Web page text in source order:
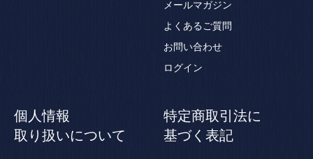
メールマガジン
よくあるご質問
お問い合わせ
ログイン
個人情報
取り扱いについて
特定商取引法に
基づく表記